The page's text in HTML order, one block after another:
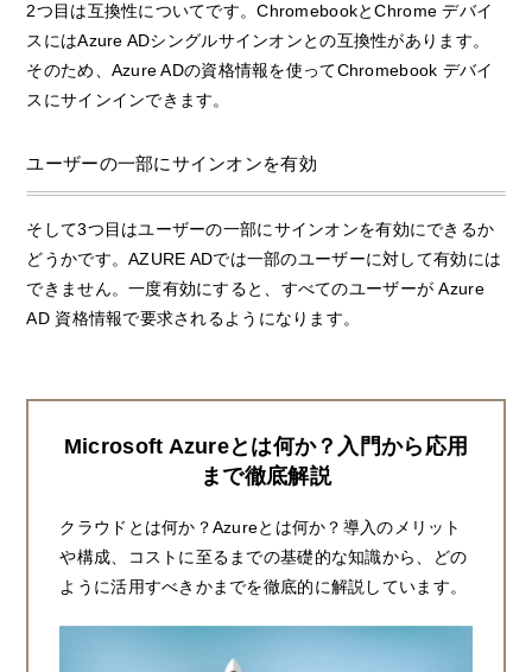
2つ目は互換性についてです。ChromebookとChrome デバイ
スにはAzure ADシングルサインオンとの互換性があります。
そのため、Azure ADの資格情報を使ってChromebook デバイ
スにサインインできます。
ユーザーの一部にサインオンを有効
そして3つ目はユーザーの一部にサインオンを有効にできるか
どうかです。AZURE ADでは一部のユーザーに対して有効には
できません。一度有効にすると、すべてのユーザーが Azure
AD 資格情報で要求されるようになります。
Microsoft Azureとは何か？入門から応用
まで徹底解説
クラウドとは何か？Azureとは何か？導入のメリット
や構成、コストに至るまでの基礎的な知識から、どの
ように活用すべきかまでを徹底的に解説しています。